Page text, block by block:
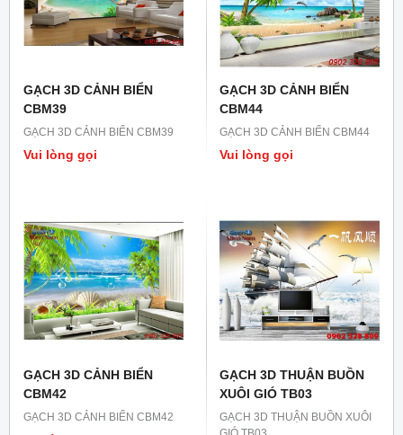
GẠCH 3D CẢNH BIỂN
CBM39
GẠCH 3D CẢNH BIỂN CBM39
Vui lòng gọi
GẠCH 3D CẢNH BIỂN
CBM44
GẠCH 3D CẢNH BIỂN CBM44
Vui lòng gọi
GẠCH 3D CẢNH BIỂN
CBM42
GẠCH 3D CẢNH BIỂN CBM42
GẠCH 3D THUẬN BUỒN
XUÔI GIÓ TB03
GẠCH 3D THUẬN BUỒN XUÔI